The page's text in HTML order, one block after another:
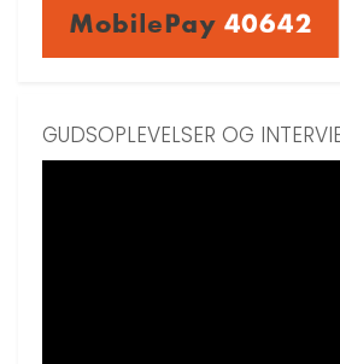
GUDSOPLEVELSER OG